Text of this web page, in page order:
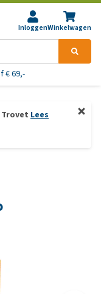
InloggenWinkelwagen
€ 69,-
Lees